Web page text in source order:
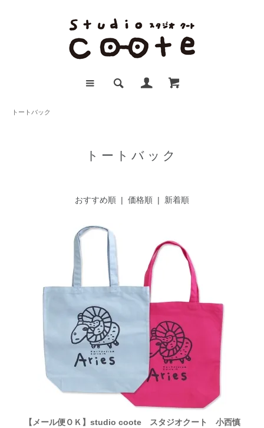
トートバック
トートバック
おすすめ順 | 価格順 | 新着順
【メール便ＯＫ】studio coote スタジオクート 小西慎